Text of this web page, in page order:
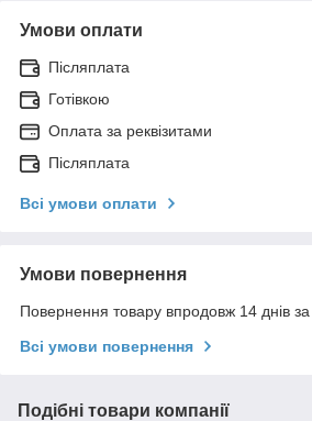
Умови оплати
Післяплата
Готівкою
Оплата за реквізитами
Післяплата
Всі умови оплати
Умови повернення
Повернення товару впродовж 14 днів
Всі умови повернення
Подібні товари компанії